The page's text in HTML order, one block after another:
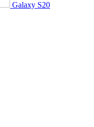
Galaxy S20